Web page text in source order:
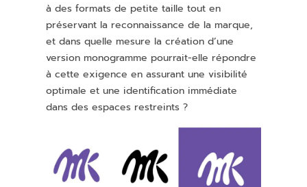
à des formats de petite taille tout en
préservant la reconnaissance de la marque,
et dans quelle mesure la création d’une
version monogramme pourrait-elle répondre
à cette exigence en assurant une visibilité
optimale et une identification immédiate
dans des espaces restreints ?